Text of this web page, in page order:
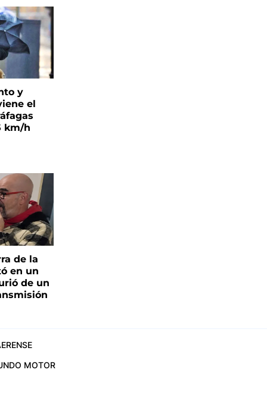
y
el
km/h
de la
en un
de un
MOTOR